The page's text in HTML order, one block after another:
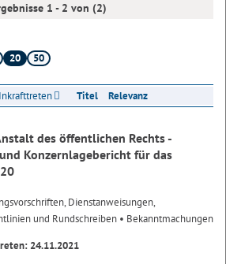
1 - 2 von (2)
20 50
Inkrafttreten Titel Relevanz
des öffentlichen Rechts -
Konzernlagebericht für das
Dienstanweisungen,
und Rundschreiben • Bekanntmachungen
24.11.2021